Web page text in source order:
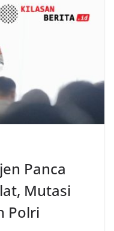
Panca
Mutasi
Polri